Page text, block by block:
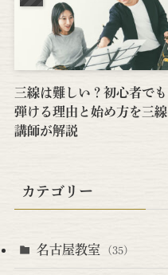
三線は難しい？初心者でも
弾ける理由と始め方を三線
講師が解説
カテゴリー
名古屋教室 (35)